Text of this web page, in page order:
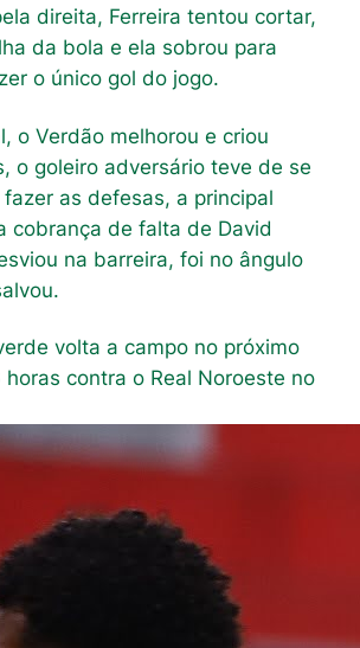
direita, Ferreira tentou cortar,
da bola e ela sobrou para
o único gol do jogo.
o Verdão melhorou e criou
o goleiro adversário teve de se
as defesas, a principal
cobrança de falta de David
na barreira, foi no ângulo
volta a campo no próximo
horas contra o Real Noroeste no